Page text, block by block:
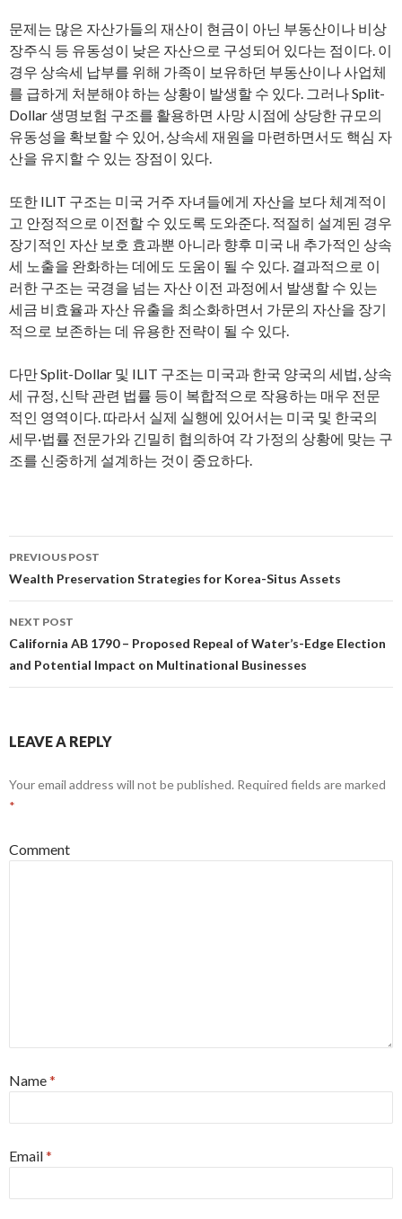
문제는 많은 자산가들의 재산이 현금이 아닌 부동산이나 비상
장주식 등 유동성이 낮은 자산으로 구성되어 있다는 점이다. 이
경우 상속세 납부를 위해 가족이 보유하던 부동산이나 사업체
를 급하게 처분해야 하는 상황이 발생할 수 있다. 그러나 Split-
Dollar 생명보험 구조를 활용하면 사망 시점에 상당한 규모의
유동성을 확보할 수 있어, 상속세 재원을 마련하면서도 핵심 자
산을 유지할 수 있는 장점이 있다.
또한 ILIT 구조는 미국 거주 자녀들에게 자산을 보다 체계적이
고 안정적으로 이전할 수 있도록 도와준다. 적절히 설계된 경우
장기적인 자산 보호 효과뿐 아니라 향후 미국 내 추가적인 상속
세 노출을 완화하는 데에도 도움이 될 수 있다. 결과적으로 이
러한 구조는 국경을 넘는 자산 이전 과정에서 발생할 수 있는
세금 비효율과 자산 유출을 최소화하면서 가문의 자산을 장기
적으로 보존하는 데 유용한 전략이 될 수 있다.
다만 Split-Dollar 및 ILIT 구조는 미국과 한국 양국의 세법, 상속
세 규정, 신탁 관련 법률 등이 복합적으로 작용하는 매우 전문
적인 영역이다. 따라서 실제 실행에 있어서는 미국 및 한국의
세무·법률 전문가와 긴밀히 협의하여 각 가정의 상황에 맞는 구
조를 신중하게 설계하는 것이 중요하다.
Post
navigation
PREVIOUS POST
Wealth Preservation Strategies for Korea-Situs Assets
NEXT POST
California AB 1790 – Proposed Repeal of Water’s-Edge Election
and Potential Impact on Multinational Businesses
LEAVE A REPLY
Your email address will not be published. Required fields are marked
*
Comment
Name*
Email*